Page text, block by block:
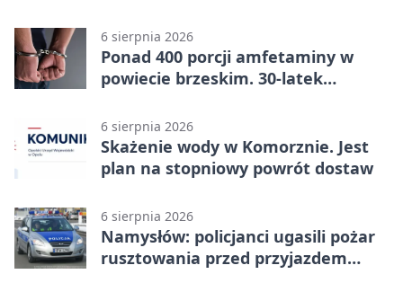
6 sierpnia 2026
Ponad 400 porcji amfetaminy w
powiecie brzeskim. 30-latek
6 sierpnia 2026
Skażenie wody w Komorznie. Jest
plan na stopniowy powrót dostaw
6 sierpnia 2026
Namysłów: policjanci ugasili pożar
rusztowania przed przyjazdem